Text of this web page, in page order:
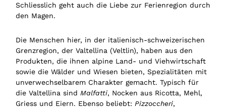
Schliesslich geht auch die Liebe zur Ferienregion durch
den Magen.
Die Menschen hier, in der italienisch-schweizerischen
Grenzregion, der Valtellina (Veltlin), haben aus den
Produkten, die ihnen alpine Land- und Viehwirtschaft
sowie die Wälder und Wiesen bieten, Spezialitäten mit
unverwechselbarem Charakter gemacht. Typisch für
die Valtellina sind Malfatti, Nocken aus Ricotta, Mehl,
Griess und Eiern. Ebenso beliebt: Pizzoccheri,